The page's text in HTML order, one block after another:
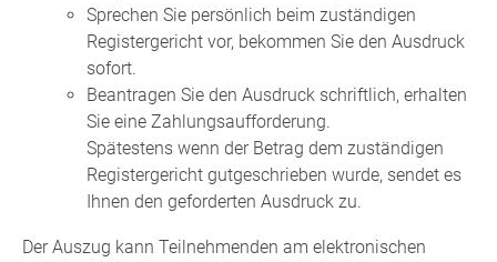
Sprechen Sie persönlich beim zuständigen
Registergericht vor, bekommen Sie den Ausdruck
sofort.
Beantragen Sie den Ausdruck schriftlich, erhalten
Sie eine Zahlungsaufforderung.
Spätestens wenn der Betrag dem zuständigen
Registergericht gutgeschrieben wurde, sendet es
Ihnen den geforderten Ausdruck zu.
Der Auszug kann Teilnehmenden am elektronischen